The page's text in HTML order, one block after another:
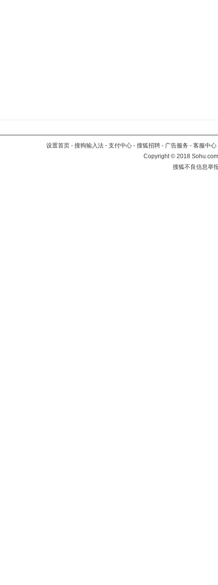
设置首页 - 搜狗输入法 - 支付中心 - 搜狐招聘 - 广告服务 - 客服中心
Copyright©2018
搜狐不良信息举